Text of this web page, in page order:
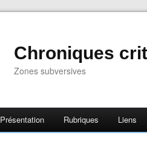
Chroniques
Zones subversives
Présentation Rubriques Liens